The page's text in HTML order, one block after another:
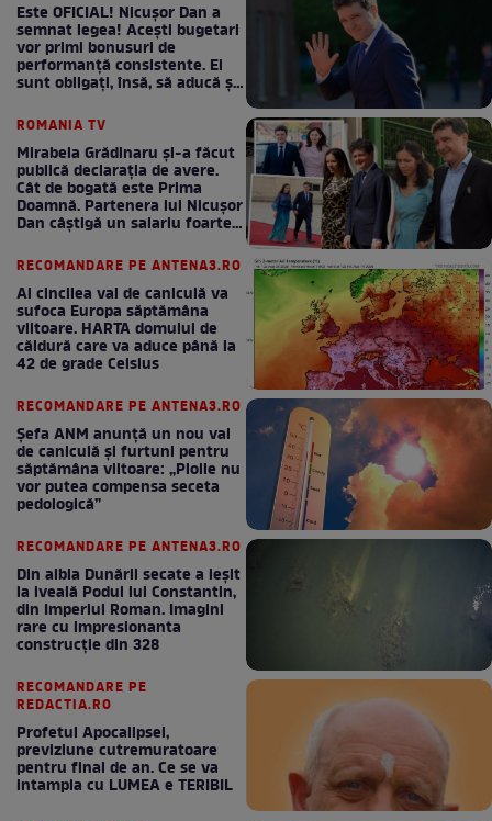
Este OFICIAL! Nicușor Dan a
semnat legea! Acești bugetari
vor primi bonusuri de
performanță consistente. Ei
sunt obligați, însă, să aducă și
ROMANIA TV
Mirabela Grădinaru și-a făcut
publică declarația de avere.
Cât de bogată este Prima
Doamnă. Partenera lui Nicușor
Dan câștigă un salariu foarte
RECOMANDARE PE ANTENA3.RO
Al cincilea val de caniculă va
sufoca Europa săptămâna
viitoare. HARTA domului de
căldură care va aduce până la
42 de grade Celsius
RECOMANDARE PE ANTENA3.RO
Șefa ANM anunță un nou val
de caniculă și furtuni pentru
săptămâna viitoare: „Ploile nu
vor putea compensa seceta
pedologică”
RECOMANDARE PE ANTENA3.RO
Din albia Dunării secate a ieșit
la iveală Podul lui Constantin,
din Imperiul Roman. Imagini
rare cu impresionanta
construcție din 328
RECOMANDARE PE
REDACTIA.RO
Profetul Apocalipsei,
previziune cutremuratoare
pentru final de an. Ce se va
intampla cu LUMEA e TERIBIL